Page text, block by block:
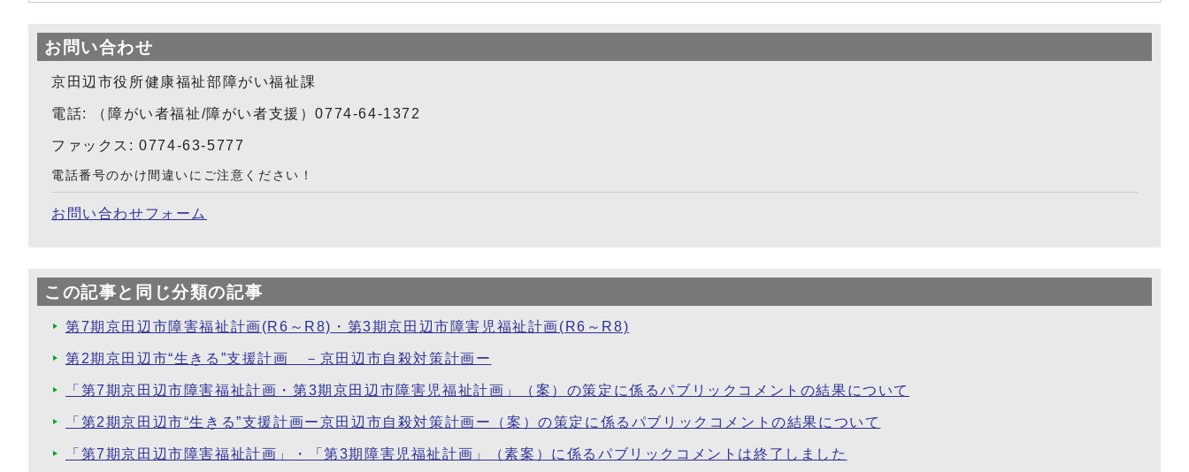
お問い合わせ
京田辺市役所健康福祉部障がい福祉課
電話: （障がい者福祉/障がい者支援）0774-64-1372
ファックス: 0774-63-5777
電話番号のかけ間違いにご注意ください！
お問い合わせフォーム
この記事と同じ分類の記事
第7期京田辺市障害福祉計画(R6～R8)・第3期京田辺市障害児福祉計画(R6～R8)
第2期京田辺市“生きる”支援計画 －京田辺市自殺対策計画ー
「第7期京田辺市障害福祉計画・第3期京田辺市障害児福祉計画」（案）の策定に係るパブリックコメントの結果について
「第2期京田辺市“生きる”支援計画ー京田辺市自殺対策計画ー（案）の策定に係るパブリックコメントの結果について
「第7期京田辺市障害福祉計画」・「第3期障害児福祉計画」（素案）に係るパブリックコメントは終了しました